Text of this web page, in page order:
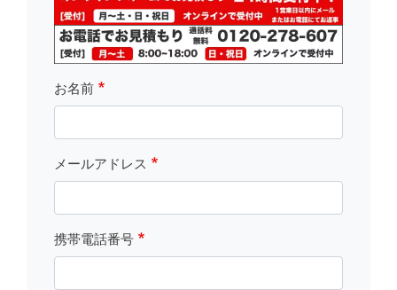
お名前
メールアドレス
携帯電話番号